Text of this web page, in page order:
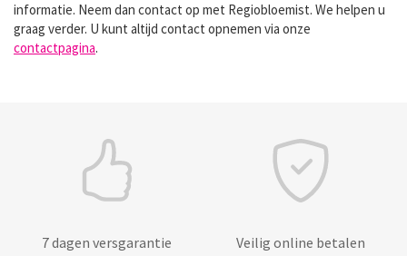
informatie. Neem dan contact op met Regiobloemist. We helpen u
graag verder. U kunt altijd contact opnemen via onze
contactpagina.
7 dagen versgarantie Veilig online betalen